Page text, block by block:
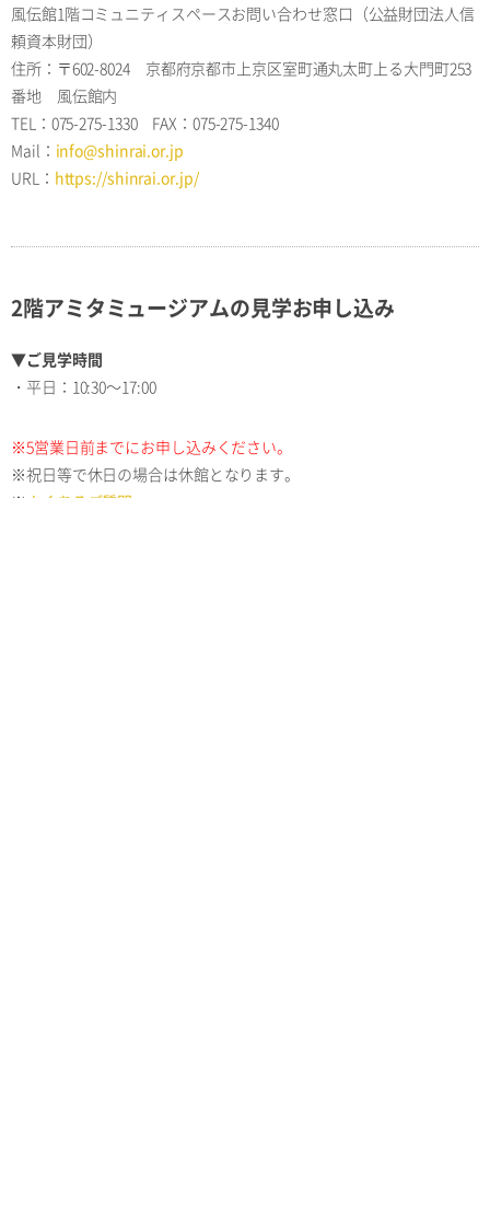
風伝館1階コミュニティスペースお問い合わせ窓口（公益財団法人信
頼資本財団）
住所：〒602-8024 京都府京都市上京区室町通丸太町上る大門町253
番地 風伝館内
TEL：075-275-1330 FAX：075-275-1340
Mail： info@shinrai.or.jp
URL： https://shinrai.or.jp/
2階アミタミュージアムの見学お申し込み
▼ご見学時間
・平日：10:30～17:00
※5営業日前までにお申し込みください。
※祝日等で休日の場合は休館となります。
※ よくあるご質問